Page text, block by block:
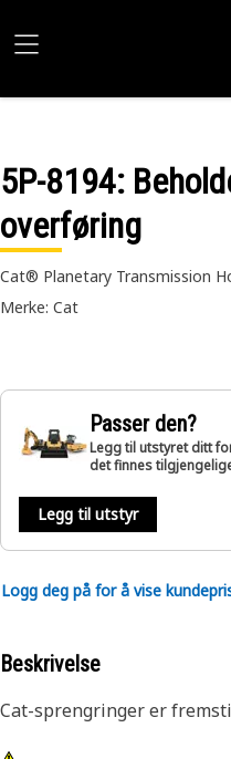
5P-8194:
overføring
Cat® Planetary Transmission
Merke: Cat
Passer den?
Legg til utstyret ditt
det finnes
Legg til utstyr
Logg deg på for å vise
Beskrivelse
Cat-sprengringer er